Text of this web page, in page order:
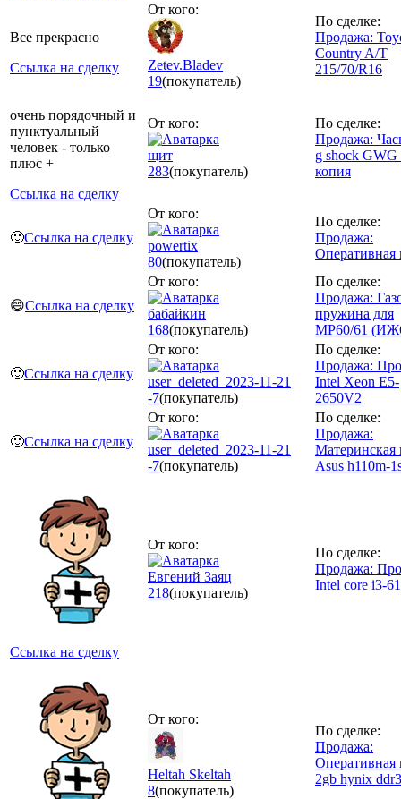
Все прекрасно
Ссылка на сделку
От кого:
Zetev.Bladev
19(покупатель)
По сделке:
Продажа:
Country A/T
215/70/R16
очень порядочный и
пунктуальный
человек - только
плюс +
Ссылка на сделку
От кого:
щит
283(покупатель)
По сделке:
Продажа:
g shock GWG
копия
🙂Ссылка на сделку
От кого:
powertix
80(покупатель)
По сделке:
Продажа:
Оперативная
😄Ссылка на сделку
От кого:
бабайкин
168(покупатель)
По сделке:
Продажа:
пружина для
МР60/61
🙂Ссылка на сделку
От кого:
user_deleted_2023-11-21
-7(покупатель)
По сделке:
Продажа:
Intel Xeon E5-
2650V2
🙂Ссылка на сделку
От кого:
user_deleted_2023-11-21
-7(покупатель)
По сделке:
Продажа:
Материнская
Asus h110m-
Ссылка на сделку
От кого:
Евгений Заяц
218(покупатель)
По сделке:
Продажа:
Intel core i3-
От кого:
Heltah Skeltah
8(покупатель)
По сделке:
Продажа:
Оперативная
2gb hynix ddr3